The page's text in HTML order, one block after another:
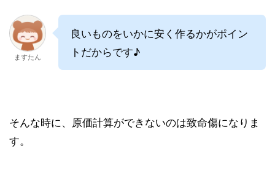
ますたん
良いものをいかに安く作るかがポイン
トだからです♪
そんな時に、原価計算ができないのは致命傷になりま
す。